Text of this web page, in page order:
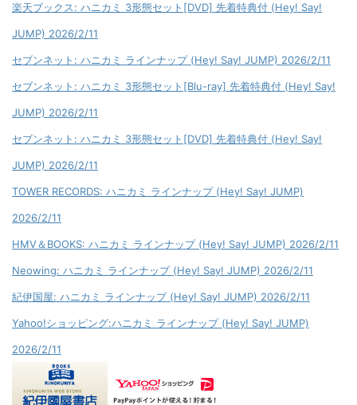
楽天ブックス: ハニカミ 3形態セット[DVD] 先着特典付 (Hey! Say!
JUMP) 2026/2/11
セブンネット: ハニカミ ラインナップ (Hey! Say! JUMP) 2026/2/11
セブンネット: ハニカミ 3形態セット[Blu-ray] 先着特典付 (Hey! Say!
JUMP) 2026/2/11
セブンネット: ハニカミ 3形態セット[DVD] 先着特典付 (Hey! Say!
JUMP) 2026/2/11
TOWER RECORDS: ハニカミ ラインナップ (Hey! Say! JUMP)
2026/2/11
HMV＆BOOKS: ハニカミ ラインナップ (Hey! Say! JUMP) 2026/2/11
Neowing: ハニカミ ラインナップ (Hey! Say! JUMP) 2026/2/11
紀伊国屋: ハニカミ ラインナップ (Hey! Say! JUMP) 2026/2/11
Yahoo!ショッピング:ハニカミ ラインナップ (Hey! Say! JUMP)
2026/2/11